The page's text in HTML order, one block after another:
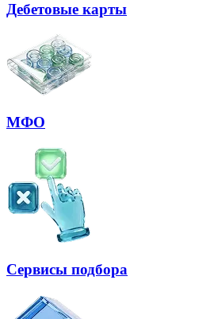
Дебетовые карты
МФО
Сервисы подбора